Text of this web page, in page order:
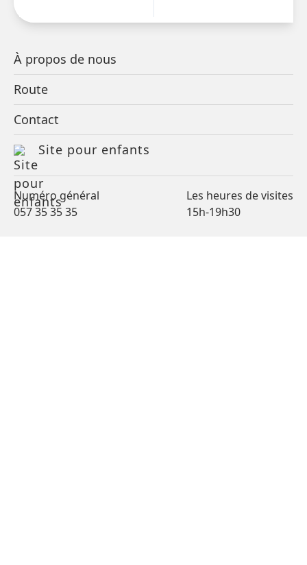
Que cherchez-vous ?
À propos de nous
Route
Contact
Site pour enfants
Numéro général
057 35 35 35
Les heures de visites
15h-19h30
votre médecin
Dernière modification le 23 février 2026
Également spécialiste de...
Médecine d’urgence
(service des urgences)
Restez informés des événements
et activités à venir.